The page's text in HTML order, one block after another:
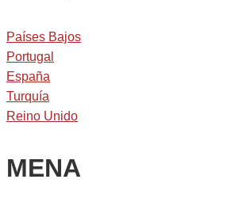
Países Bajos
Portugal
España
Turquía
Reino Unido
MENA